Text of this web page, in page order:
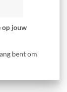
op jouw
bent om